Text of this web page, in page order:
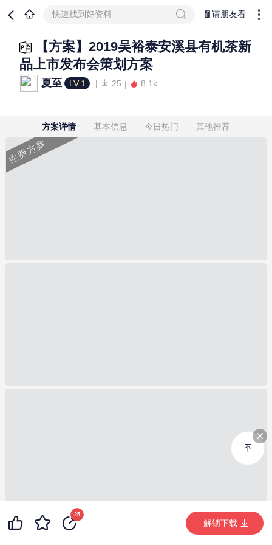
快速找到好资料 🧧请朋友看
【方案】2019吴裕泰安溪县有机茶新
品上市发布会策划方案
夏至 LV.1 25 8.1k
方案详情 基本信息 今日热门 其他推荐
25
解锁下载